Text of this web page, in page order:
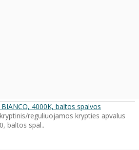
4000K, baltos spalvos
reguliuojamos krypties apvalus
baltos spal..